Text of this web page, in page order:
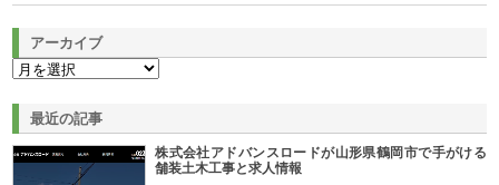
アーカイブ
最近の記事
株式会社アドバンスロードが山形県鶴岡市で手がける
舗装土木工事と求人情報